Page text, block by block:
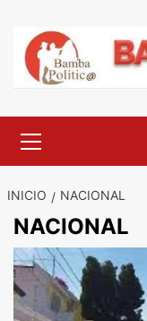
contenido
principal
INICIO NACIONAL
NACIONAL